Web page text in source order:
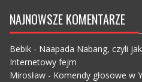
NAJNOWSZE KOMENTARZE
Bebik- Naapada Nabang, czyli
Internetowy fejm
Mirosław- Komendy głosowe w